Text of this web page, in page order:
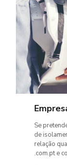
Se
de
relação
.com.pt e